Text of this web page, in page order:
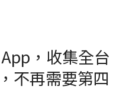
，收集全台
不再需要第四